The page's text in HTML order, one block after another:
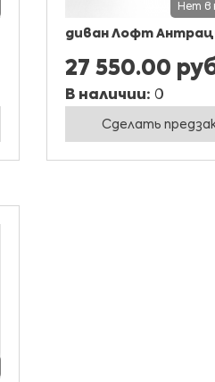
Нет в
диван Лофт
27 550.00
В наличии: 0
Сделать